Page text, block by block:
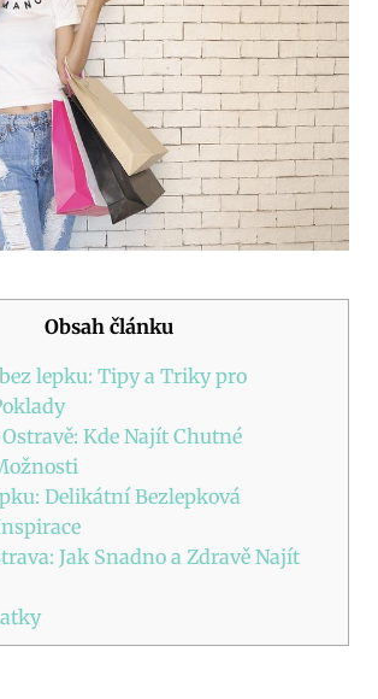
Obsah článku
lepku: Tipy a Triky pro
Kde Najít ​Chutné
Delikátní Bezlepková
Jak Snadno a⁣ Zdravě Najít